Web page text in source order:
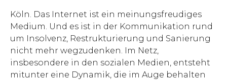
Köln. Das Internet ist ein meinungsfreudiges
Medium. Und es ist in der Kommunikation rund
um Insolvenz, Restrukturierung und Sanierung
nicht mehr wegzudenken. Im Netz,
insbesondere in den sozialen Medien, entsteht
mitunter eine Dynamik, die im Auge behalten